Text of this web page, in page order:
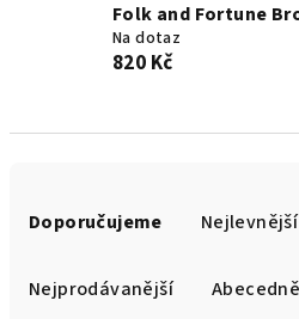
Folk and Fortune
Na dotaz
820 Kč
Doporučujeme Nejlevnější
Nejprodávanější Abecedně